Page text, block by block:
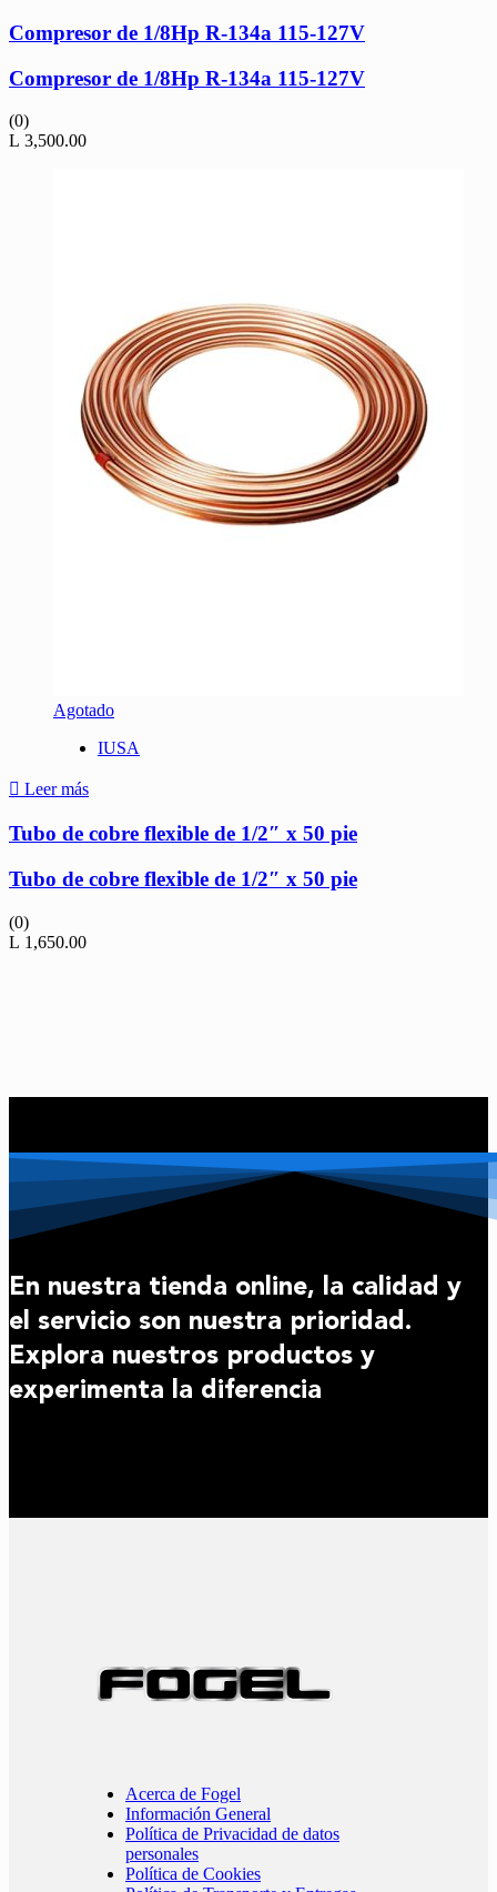
Compresor de 1/8Hp R-134a 115-127V
Compresor de 1/8Hp R-134a 115-127V
(0)
L 3,500.00
Agotado
IUSA
Leer más
Tubo de cobre flexible de 1/2″ x 50 pie
Tubo de cobre flexible de 1/2″ x 50 pie
(0)
L 1,650.00
En nuestra tienda online, la calidad y
el servicio son nuestra prioridad.
Explora nuestros productos y
experimenta la diferencia
Acerca de Fogel
Información General
Política de Privacidad de datos
personales
Política de Cookies